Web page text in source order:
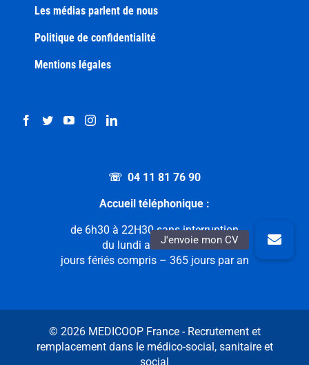
Les médias parlent de nous
Politique de confidentialité
Mentions légales
☏ 04 11 81 76 90
Accueil téléphonique :
de 6h30 à 22H30 sans interruption
du lundi au dimanche
jours fériés compris – 365 jours par an
© 2026 MEDICOOP France - Recrutement et
remplacement dans le médico-social, sanitaire et
social